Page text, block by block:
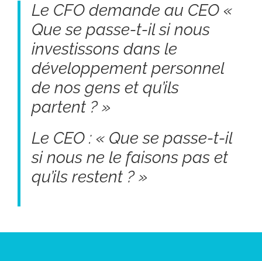
Le CFO demande au CEO «
Que se passe-t-il si nous
investissons dans le
développement personnel
de nos gens et qu’ils
partent ? »
Le CEO : « Que se passe-t-il
si nous ne le faisons pas et
qu’ils restent ? »